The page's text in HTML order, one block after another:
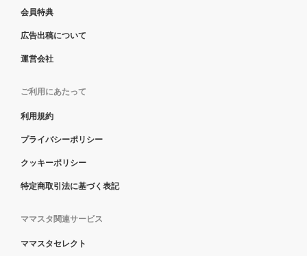
会員特典
広告出稿について
運営会社
ご利用にあたって
利用規約
プライバシーポリシー
クッキーポリシー
特定商取引法に基づく表記
ママスタ関連サービス
ママスタセレクト